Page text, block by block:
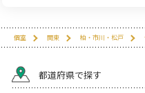
個室 関東 柏・市川・松戸
都道府県で探す